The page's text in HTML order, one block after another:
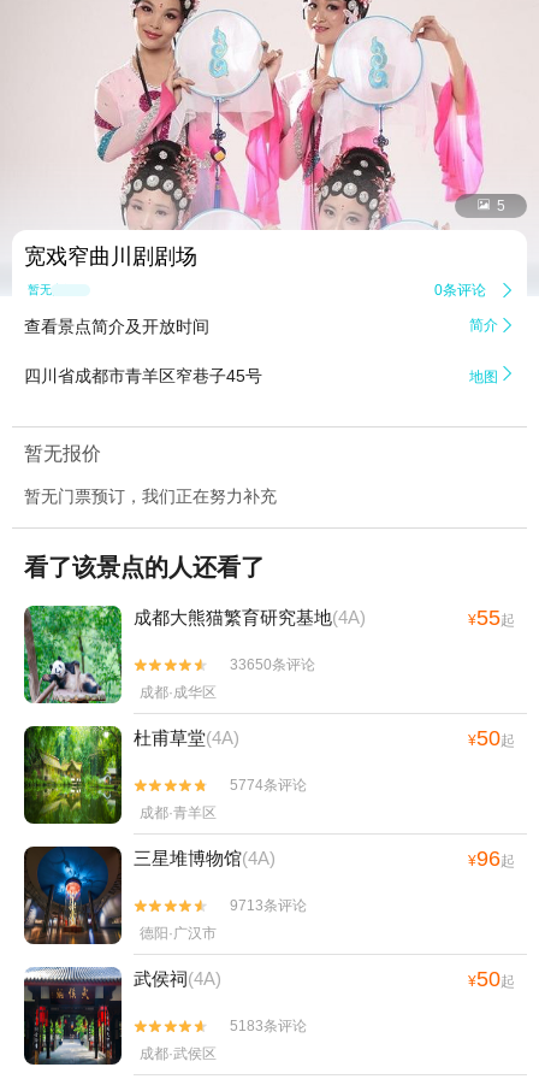
 5
宽戏窄曲川剧剧场
暂无点评 0条评论 
查看景点简介及开放时间 简介 
四川省成都市青羊区窄巷子45号 地图 
暂无报价
暂无门票预订，我们正在努力补充
看了该景点的人还看了
成都大熊猫繁育研究基地(4A) ¥55起


33650条评论
成都·成华区
杜甫草堂(4A) ¥50起


5774条评论
成都·青羊区
三星堆博物馆(4A) ¥96起


9713条评论
德阳·广汉市
武侯祠(4A) ¥50起


5183条评论
成都·武侯区